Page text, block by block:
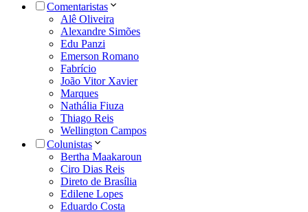
Comentaristas
Alê Oliveira
Alexandre Simões
Edu Panzi
Emerson Romano
Fabrício
João Vitor Xavier
Marques
Nathália Fiuza
Thiago Reis
Wellington Campos
Colunistas
Bertha Maakaroun
Ciro Dias Reis
Direto de Brasília
Edilene Lopes
Eduardo Costa